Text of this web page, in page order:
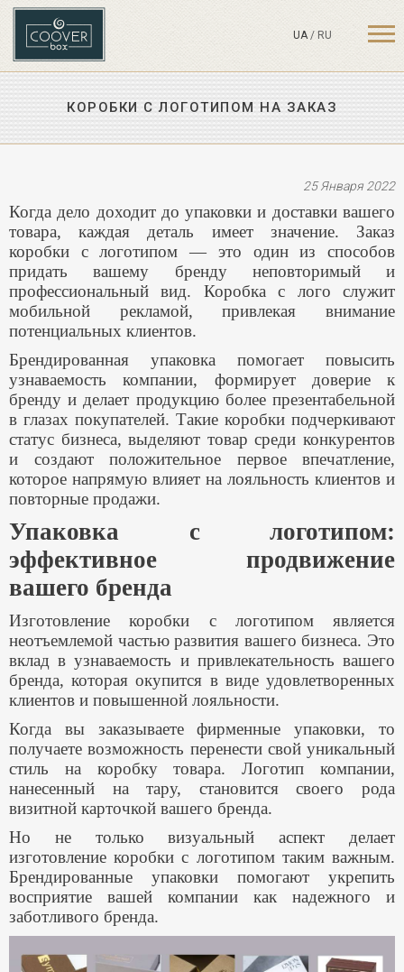
UA / RU
КОРОБКИ С ЛОГОТИПОМ НА ЗАКАЗ
25 Января 2022
Когда дело доходит до упаковки и доставки вашего
товара, каждая деталь имеет значение. Заказ
коробки с логотипом — это один из способов
придать вашему бренду неповторимый и
профессиональный вид. Коробка с лого служит
мобильной рекламой, привлекая внимание
потенциальных клиентов.
Брендированная упаковка помогает повысить
узнаваемость компании, формирует доверие к
бренду и делает продукцию более презентабельной
в глазах покупателей. Такие коробки подчеркивают
статус бизнеса, выделяют товар среди конкурентов
и создают положительное первое впечатление,
которое напрямую влияет на лояльность клиентов и
повторные продажи.
Упаковка с логотипом:
эффективное продвижение
вашего бренда
Изготовление коробки с логотипом является
неотъемлемой частью развития вашего бизнеса. Это
вклад в узнаваемость и привлекательность вашего
бренда, которая окупится в виде удовлетворенных
клиентов и повышенной лояльности.
Когда вы заказываете фирменные упаковки, то
получаете возможность перенести свой уникальный
стиль на коробку товара. Логотип компании,
нанесенный на тару, становится своего рода
визитной карточкой вашего бренда.
Но не только визуальный аспект делает
изготовление коробки с логотипом таким важным.
Брендированные упаковки помогают укрепить
восприятие вашей компании как надежного и
заботливого бренда.